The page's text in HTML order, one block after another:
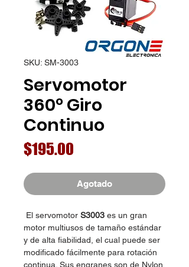
SKU: SM-3003
Servomotor
360º Giro
Continuo
$195.00
Agotado
El servomotor S3003 es un gran
motor multiusos de tamaño estándar
y de alta fiabilidad, el cual puede ser
modificado fácilmente para rotación
continua. Sus engranes son de Nylon